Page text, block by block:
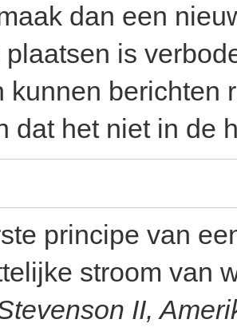
dan een
plaatsen is
kunnen berichten
dat het niet in de
principe van
stroom van
II,